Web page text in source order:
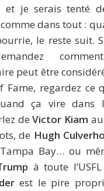
et je serais tenté
comme dans tout :
le reste suit.
peut être
Fame, regardez ce
ça vire dans
deVictor Kiam
de Hugh
Bay… ou
à toute
est le pire